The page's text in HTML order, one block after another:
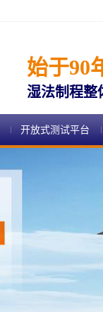
始于90
湿法制程整
开放式测试平台